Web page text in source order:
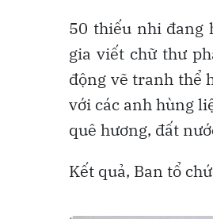
50 thiếu nhi đang
gia viết chữ thư
động vẽ tranh thể
với các anh hùng
quê hương, đất
Kết quả, Ban tổ